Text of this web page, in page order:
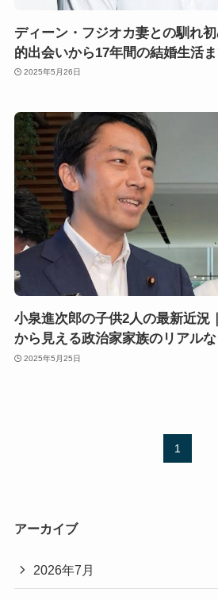
ディーン・フジオカ妻との馴れ
的出会いから17年間の結婚生活
2025年5月26日
小泉進次郎の子供2人の最新近況
から見える政治家家族のリアル
2025年5月25日
1
アーカイブ
2026年7月